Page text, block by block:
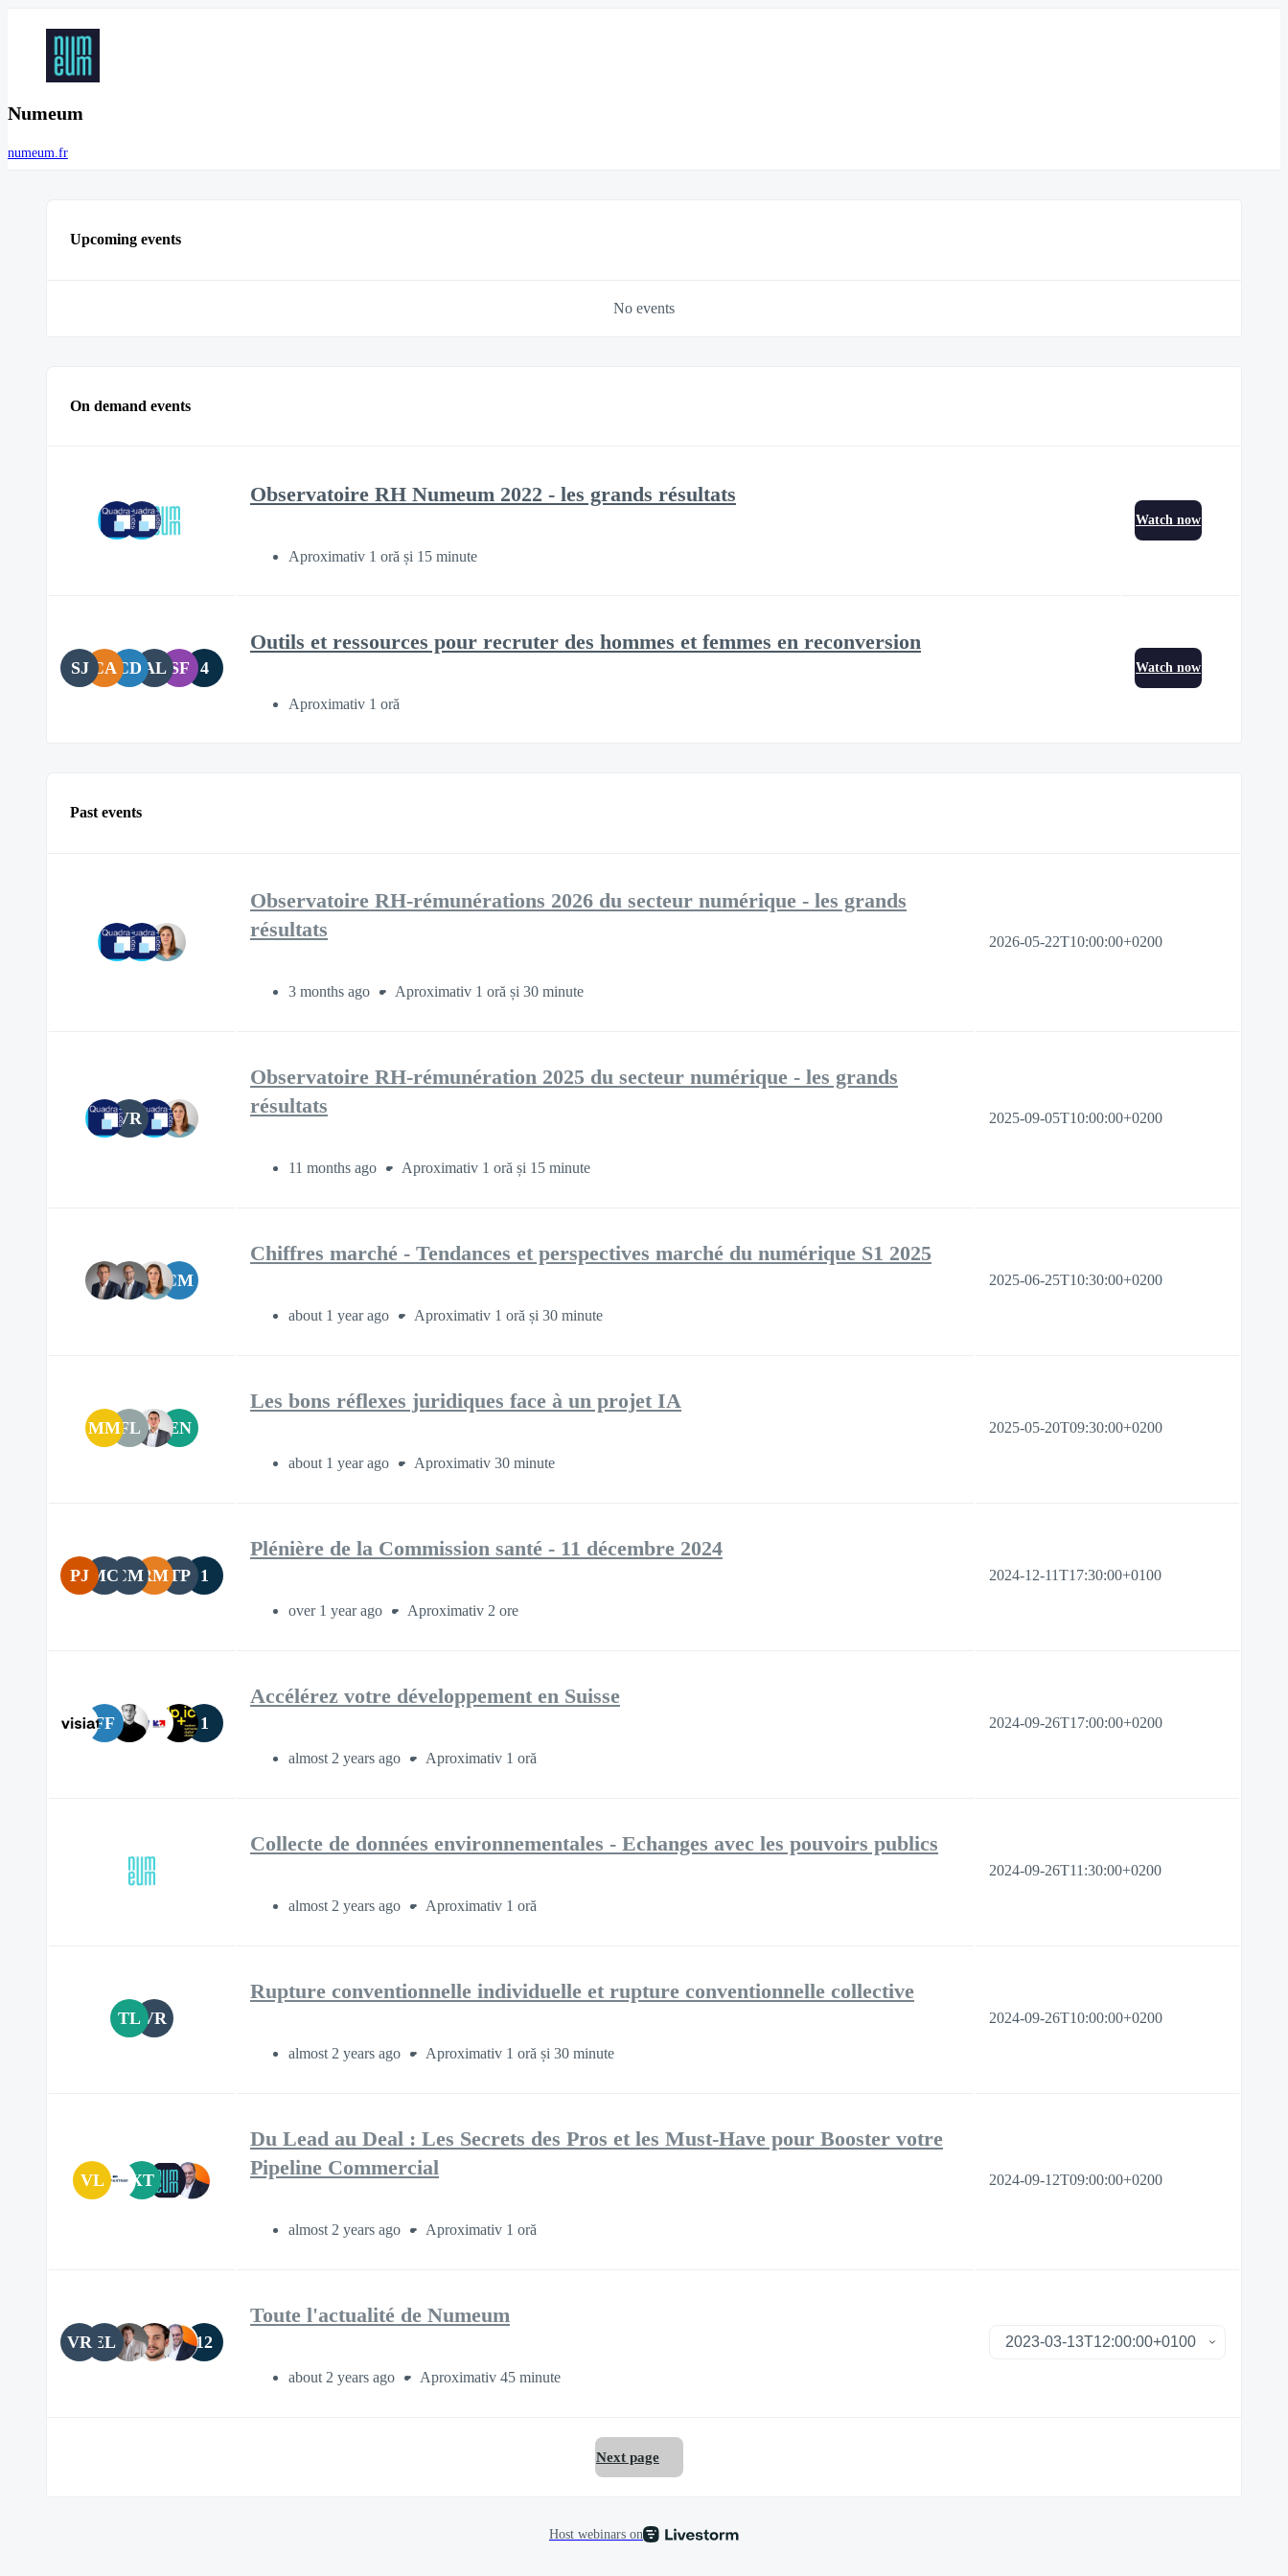
Numeum
numeum.fr
Upcoming events
No events
On demand events
Observatoire RH Numeum 2022 - les grands résultats
Aproximativ 1 oră și 15 minute
Watch now
SJ CA CD AL SF 4
Outils et ressources pour recruter des hommes et femmes en reconversion
Aproximativ 1 oră
Watch now
Past events
Observatoire RH-rémunérations 2026 du secteur numérique - les grands
résultats
3 months ago Aproximativ 1 oră și 30 minute
2026-05-22T10:00:00+0200
VR
Observatoire RH-rémunération 2025 du secteur numérique - les grands
résultats
11 months ago Aproximativ 1 oră și 15 minute
2025-09-05T10:00:00+0200
CM
Chiffres marché - Tendances et perspectives marché du numérique S1 2025
about 1 year ago Aproximativ 1 oră și 30 minute
2025-06-25T10:30:00+0200
MMFL EN
Les bons réflexes juridiques face à un projet IA
about 1 year ago Aproximativ 30 minute
2025-05-20T09:30:00+0200
PJ MCCMRMTP 1
Plénière de la Commission santé - 11 décembre 2024
over 1 year ago Aproximativ 2 ore
2024-12-11T17:30:00+0100
FF 1
Accélérez votre développement en Suisse
almost 2 years ago Aproximativ 1 oră
2024-09-26T17:00:00+0200
Collecte de données environnementales - Echanges avec les pouvoirs publics
almost 2 years ago Aproximativ 1 oră
2024-09-26T11:30:00+0200
TL VR
Rupture conventionnelle individuelle et rupture conventionnelle collective
almost 2 years ago Aproximativ 1 oră și 30 minute
2024-09-26T10:00:00+0200
VL XT
Du Lead au Deal : Les Secrets des Pros et les Must-Have pour Booster votre
Pipeline Commercial
almost 2 years ago Aproximativ 1 oră
2024-09-12T09:00:00+0200
VR EL 12
Toute l'actualité de Numeum
about 2 years ago Aproximativ 45 minute
Next page
Host webinars on